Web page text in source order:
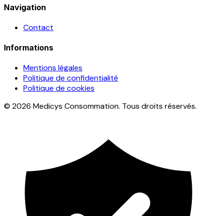
Navigation
Contact
Informations
Mentions légales
Politique de confidentialité
Politique de cookies
© 2026 Medicys Consommation. Tous droits réservés.